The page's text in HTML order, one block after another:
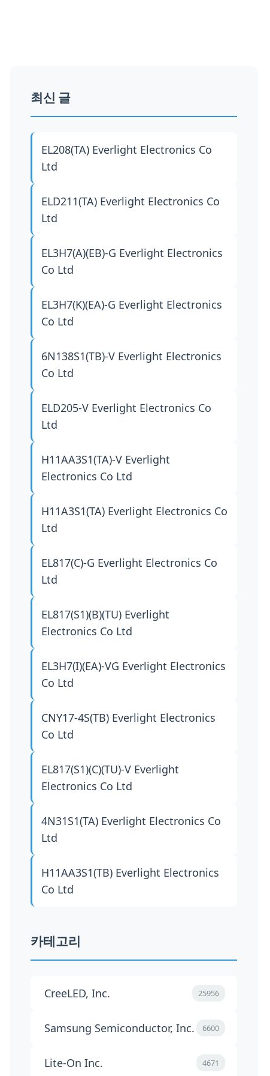
최신 글
EL208(TA) Everlight Electronics Co
Ltd
ELD211(TA) Everlight Electronics Co
Ltd
EL3H7(A)(EB)-G Everlight Electronics
Co Ltd
EL3H7(K)(EA)-G Everlight Electronics
Co Ltd
6N138S1(TB)-V Everlight Electronics
Co Ltd
ELD205-V Everlight Electronics Co
Ltd
H11AA3S1(TA)-V Everlight
Electronics Co Ltd
H11A3S1(TA) Everlight Electronics Co
Ltd
EL817(C)-G Everlight Electronics Co
Ltd
EL817(S1)(B)(TU) Everlight
Electronics Co Ltd
EL3H7(I)(EA)-VG Everlight Electronics
Co Ltd
CNY17-4S(TB) Everlight Electronics
Co Ltd
EL817(S1)(C)(TU)-V Everlight
Electronics Co Ltd
4N31S1(TA) Everlight Electronics Co
Ltd
H11AA3S1(TB) Everlight Electronics
Co Ltd
카테고리
CreeLED, Inc. 25956
Samsung Semiconductor, Inc. 6600
Lite-On Inc. 4671